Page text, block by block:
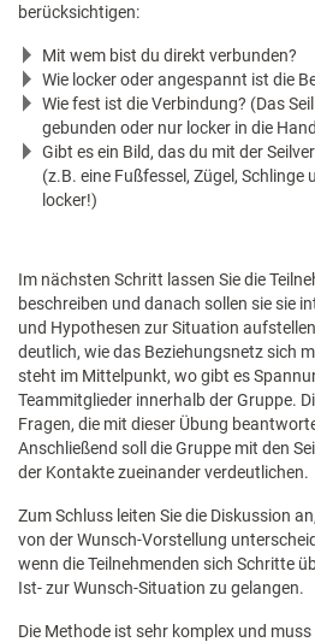
berücksichtigen:
Mit wem bist du direkt verbunden?
Wie locker oder angespannt ist die
Wie fest ist die Verbindung? (Das
gebunden oder nur locker in die
Gibt es ein Bild, das du mit der
(z.B. eine Fußfessel, Zügel, Schlinge
locker!)
Im nächsten Schritt lassen Sie die
beschreiben und danach sollen sie sie
und Hypothesen zur Situation
deutlich, wie das Beziehungsnetz sich
steht im Mittelpunkt, wo gibt es
Teammitglieder innerhalb der Gruppe.
Fragen, die mit dieser Übung
Anschließend soll die Gruppe mit den
der Kontakte zueinander verdeutlichen.
Zum Schluss leiten Sie die Diskussion
von der Wunsch-Vorstellung
wenn die Teilnehmenden sich Schritte
Ist- zur Wunsch-Situation zu gelangen.
Die Methode ist sehr komplex und